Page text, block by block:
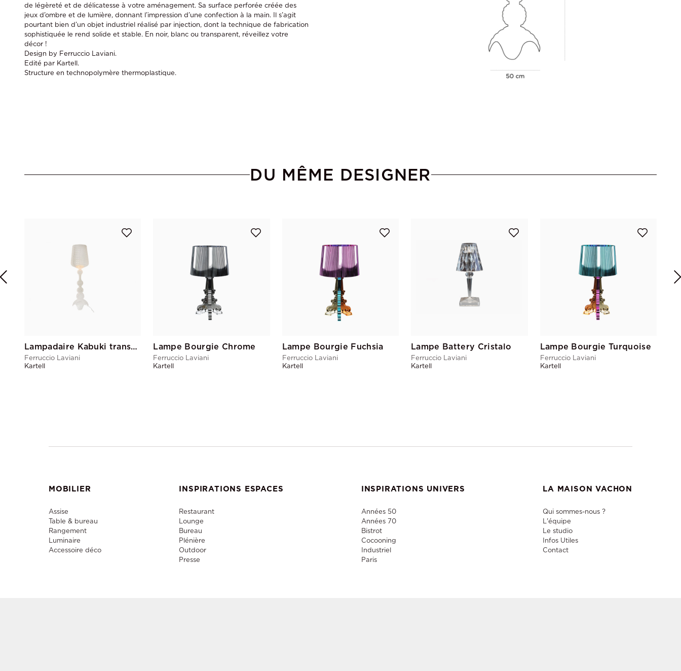
de légèreté et de délicatesse à votre aménagement. Sa surface perforée créée des
jeux d’ombre et de lumière, donnant l’impression d’une confection à la main. Il s’agit
pourtant bien d’un objet industriel réalisé par injection, dont la technique de fabrication
sophistiquée le rend solide et stable. En noir, blanc ou transparent, réveillez votre
décor !
Design by Ferruccio Laviani.
Edité par Kartell.
Structure en technopolymère thermoplastique.
DU MÊME DESIGNER
Lampadaire Kabuki transparent
Ferruccio Laviani
Kartell
Lampe Bourgie Chrome
Ferruccio Laviani
Kartell
Lampe Bourgie Fuchsia
Ferruccio Laviani
Kartell
Lampe Battery Cristalo
Ferruccio Laviani
Kartell
Lampe Bourgie Turquoise
Ferruccio Laviani
Kartell
MOBILIER
Assise
Table & bureau
Rangement
Luminaire
Accessoire déco
INSPIRATIONS ESPACES
Restaurant
Lounge
Bureau
Plénière
Outdoor
Presse
INSPIRATIONS UNIVERS
Années 50
Années 70
Bistrot
Cocooning
Industriel
Paris
LA MAISON VACHON
Qui sommes-nous ?
L'équipe
Le studio
Infos Utiles
Contact